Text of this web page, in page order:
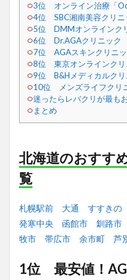
3位 オンライン治療「
4位 SBC湘南美容クリニ
5位 DMMオンラインク
6位 Dr.AGAクリニック
7位 AGAスキンクリニッ
8位 東京オンラインクリ
9位 B&Hメディカルクリ
10位 メンズライフクリ
迷ったらレバクリが最も
まとめ
北海道のおすす
覧
札幌駅前 大通 すすきの
発寒中央
函館市 釧路市
牧市
帯広市 余市町 芦
1位 最安値！